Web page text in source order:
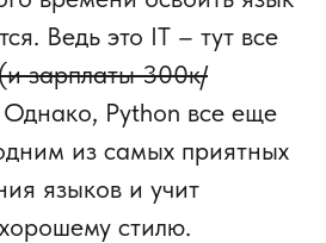
Ведь это IT – тут все
зарплаты 300к/
Однако, Python все еще
из самых приятных
языков и учит
стилю.